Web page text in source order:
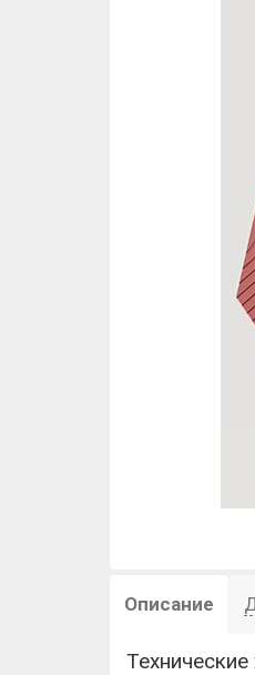
Описание
Технические